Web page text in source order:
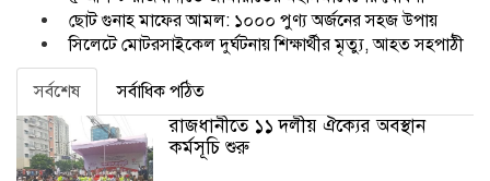
ছোট গুনাহ মাফের আমল: ১০০০ পুণ্য অর্জনের সহজ উপায়
সিলেটে মোটরসাইকেল দুর্ঘটনায় শিক্ষার্থীর মৃত্যু, আহত সহপাঠী
সর্বশেষ সর্বাধিক পঠিত
রাজধানীতে ১১ দলীয় ঐক্যের অবস্থান
কর্মসূচি শুরু